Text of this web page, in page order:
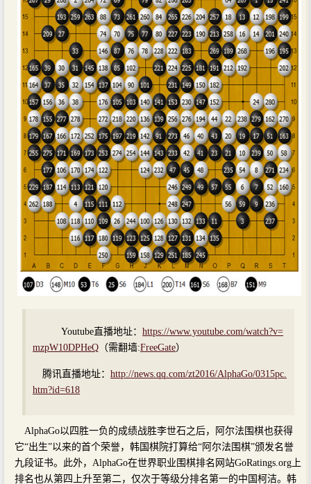
Youtube直播地址： https://www.youtube.com/watch?v=
mzpW10DPHeQ （需翻墙:FreeGate）
腾讯直播地址： http://news.qq.com/zt2016/AlphaGo/0315pc.
htm?id=618
AlphaGo以四胜一负的成绩战胜李世石之后，阿尔法围棋也获得
它“出生”以来的首个荣誉，韩国棋院打算给“阿尔法围棋”颁发名誉
九段证书。此外，AlphaGo在世界职业围棋排名网站GoRatings.org上
排名也从第四上升至第二，仅次于等级分排名第一的中国柯洁。韩